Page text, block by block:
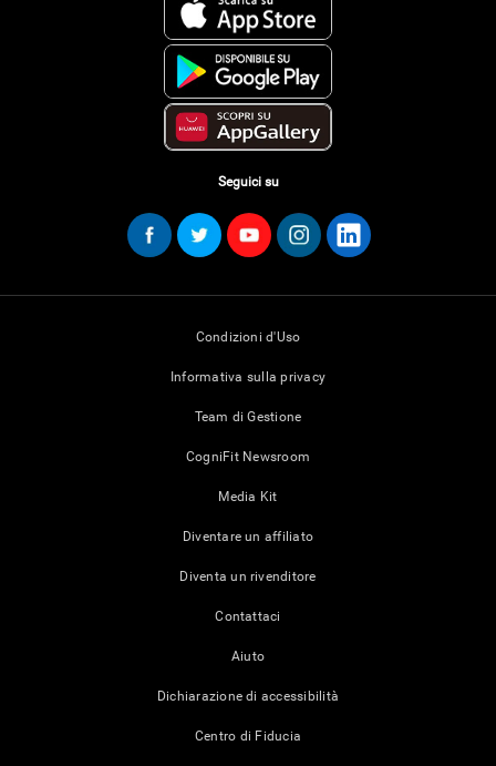
Seguici su
Condizioni d'Uso
Informativa sulla privacy
Team di Gestione
CogniFit Newsroom
Media Kit
Diventare un affiliato
Diventa un rivenditore
Contattaci
Aiuto
Dichiarazione di accessibilità
Centro di Fiducia